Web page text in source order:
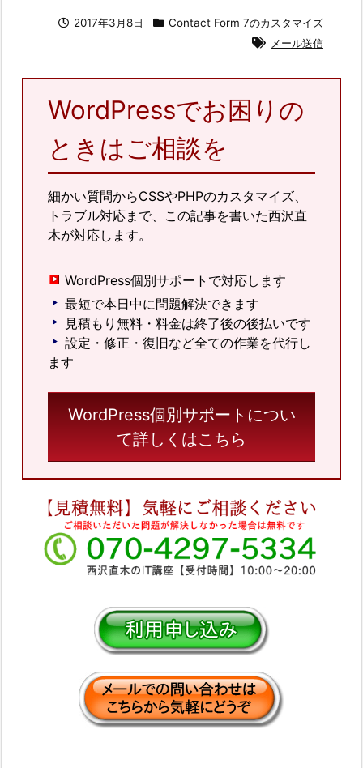
2017年3月8日
Contact Form 7のカスタマイズ
メール送信
WordPressでお困りの
ときはご相談を
細かい質問からCSSやPHPのカスタマイズ、
トラブル対応まで、この記事を書いた西沢直
木が対応します。
WordPress個別サポートで対応します
最短で本日中に問題解決できます
見積もり無料・料金は終了後の後払いです
設定・修正・復旧など全ての作業を代行し
ます
WordPress個別サポートについ
て詳しくはこちら